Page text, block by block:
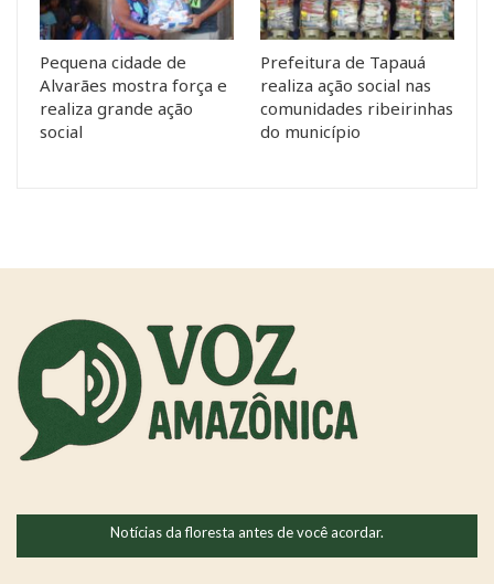
Pequena cidade de
Alvarães mostra força e
realiza grande ação
social
Prefeitura de Tapauá
realiza ação social nas
comunidades ribeirinhas
do município
Notícias da floresta antes de você acordar.